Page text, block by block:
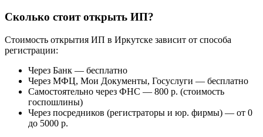
Сколько стоит открыть ИП?
Стоимость открытия ИП в Иркутске зависит от способа
регистрации:
Через Банк — бесплатно
Через МФЦ, Мои Документы, Госуслуги — бесплатно
Самостоятельно через ФНС — 800 р. (стоимость
госпошлины)
Через посредников (регистраторы и юр. фирмы) — от 0
до 5000 р.